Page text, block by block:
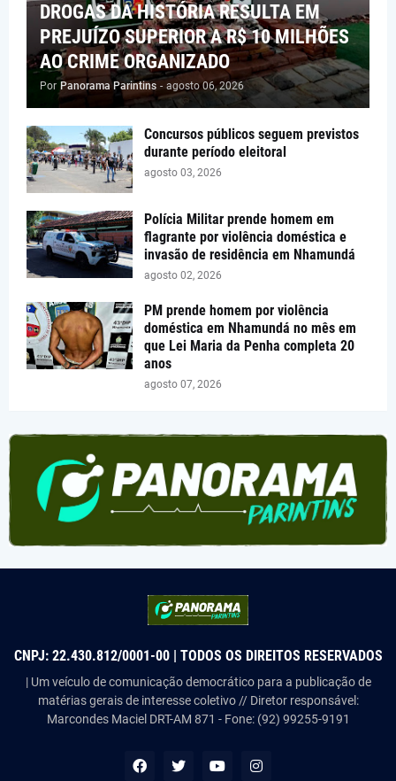
DROGAS DA HISTÓRIA RESULTA EM
PREJUÍZO SUPERIOR A R$ 10 MILHÕES
AO CRIME ORGANIZADO
Por Panorama Parintins - agosto 06, 2026
Concursos públicos seguem previstos
durante período eleitoral
agosto 03, 2026
Polícia Militar prende homem em
flagrante por violência doméstica e
invasão de residência em Nhamundá
agosto 02, 2026
PM prende homem por violência
doméstica em Nhamundá no mês em
que Lei Maria da Penha completa 20
anos
agosto 07, 2026
CNPJ: 22.430.812/0001-00 | TODOS OS DIREITOS RESERVADOS
| Um veículo de comunicação democrático para a publicação de
matérias gerais de interesse coletivo // Diretor responsável:
Marcondes Maciel DRT-AM 871 - Fone: (92) 99255-9191